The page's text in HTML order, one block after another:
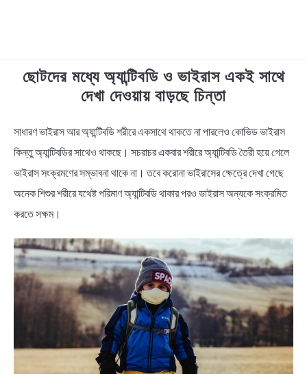
TECHNOLOGY
BIOGRAPHY
EDUCATIONAL
QUOTES & CAPTIONS
NEWS
BENGALI LYRICS
ছোটদের মধ্যে অ্যান্টিবডি ও ভাইরাস একই সাথে
দেখা দেওয়ায় বাড়ছে চিন্তা
in
Health
Lifestyle,News
সাধারণ ভাইরাস আর অ্যান্টিবডি শরীরে একসাথে থাকতে না পারলেও কোভিড ভাইরাস
কিন্তু অ্যান্টিবডির সাথেও থাকছে। সচরাচর একবার শরীরে অ্যান্টিবডি তৈরী হয়ে গেলে
ভাইরাস সংক্রমণের সম্ভাবনা থাকে না। তবে করোনা ভাইরাসের ক্ষেত্রে দেখা গেছে
অনেক শিশুর শরীরে যথেষ্ট পরিমাণ অ্যান্টিবডি থাকার পরও ভাইরাস অন্যকে সংক্রমিত
করতে সক্ষম।